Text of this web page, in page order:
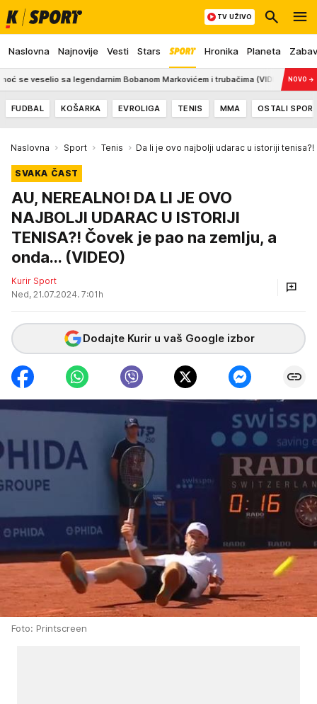
Naslovna Najnovije Vesti Stars Hronika Planeta
TV UŽIVO
veselio sa legendarnim Bobanom Markovićem i trubačima (VIDEO) 12:59NOVO →
FUDBAL KOŠARKA EVROLIGA TENIS MMA OSTALI
Naslovna Sport Tenis Da li je ovo najbolji udarac u istoriji tenisa?!
SVAKA ČAST
AU, NEREALNO! DA LI JE OVO
NAJBOLJI UDARAC U ISTORIJI
TENISA?! Čovek je pao na zemlju, a
onda... (VIDEO)
Kurir Sport
Ned, 21.07.2024. 7:01h
Dodajte Kurir u vaš Google izbor
Foto: Printscreen